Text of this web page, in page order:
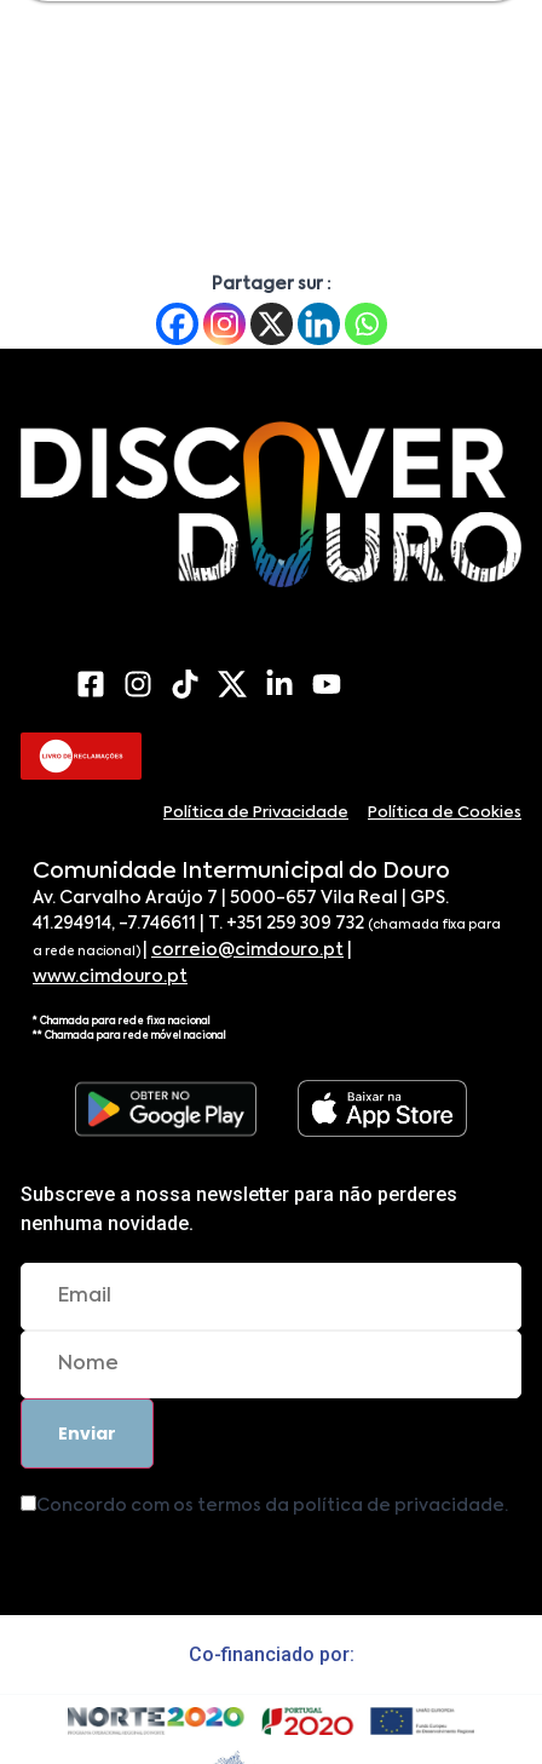
Partager sur :
Política de Privacidade Política de Cookies
Comunidade Intermunicipal do Douro
Av. Carvalho Araújo 7 | 5000-657 Vila Real | GPS.
41.294914, -7.746611 | T. +351 259 309 732 (chamada fixa para
a rede nacional) correio@cimdouro.pt
www.cimdouro.pt
* Chamada para rede fixa nacional
** Chamada para rede móvel nacional
Subscreve a nossa newsletter para não perderes
nenhuma novidade.
Concordo com os termos da política de privacidade.
Co-financiado por: